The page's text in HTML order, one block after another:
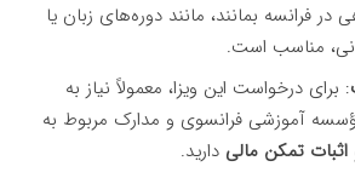
فرانسه بمانند، مانند دوره‌های زبان یا
مناسب است.
: برای درخواست این ویزا، معمولاً نیاز به
آموزشی فرانسوی و مدارک مربوط به
اثبات تمکن مالی دارید.